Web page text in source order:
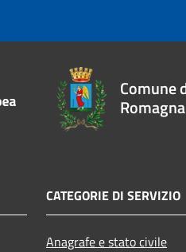
Comune
Romagna
CATEGORIE DI SERVIZIO
Anagrafe e stato civile